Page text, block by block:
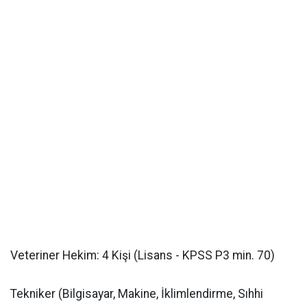
​Veteriner Hekim: 4 Kişi (Lisans - KPSS P3 min. 70)
​Tekniker (Bilgisayar, Makine, İklimlendirme, Sıhhi